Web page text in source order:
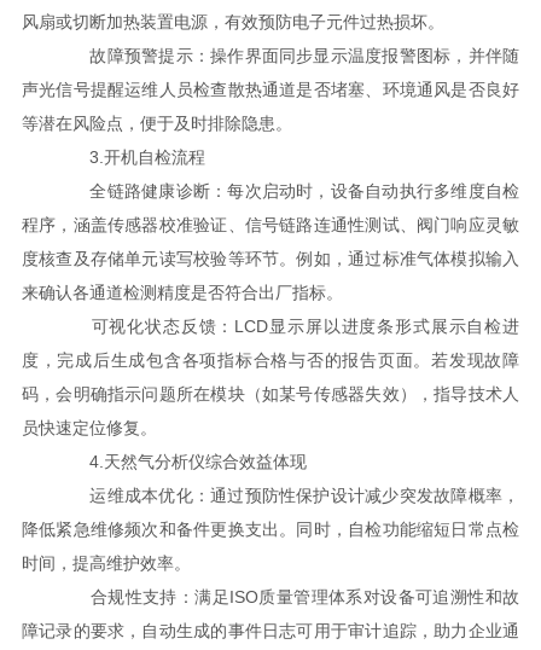
风扇或切断加热装置电源，有效预防电子元件过热损坏。
故障预警提示：操作界面同步显示温度报警图标，并伴随
声光信号提醒运维人员检查散热通道是否堵塞、环境通风是否良好
等潜在风险点，便于及时排除隐患。
3.开机自检流程
全链路健康诊断：每次启动时，设备自动执行多维度自检
程序，涵盖传感器校准验证、信号链路连通性测试、阀门响应灵敏
度核查及存储单元读写校验等环节。例如，通过标准气体模拟输入
来确认各通道检测精度是否符合出厂指标。
可视化状态反馈：LCD显示屏以进度条形式展示自检进
度，完成后生成包含各项指标合格与否的报告页面。若发现故障
码，会明确指示问题所在模块（如某号传感器失效），指导技术人
员快速定位修复。
4.天然气分析仪综合效益体现
运维成本优化：通过预防性保护设计减少突发故障概率，
降低紧急维修频次和备件更换支出。同时，自检功能缩短日常点检
时间，提高维护效率。
合规性支持：满足ISO质量管理体系对设备可追溯性和故
障记录的要求，自动生成的事件日志可用于审计追踪，助力企业通